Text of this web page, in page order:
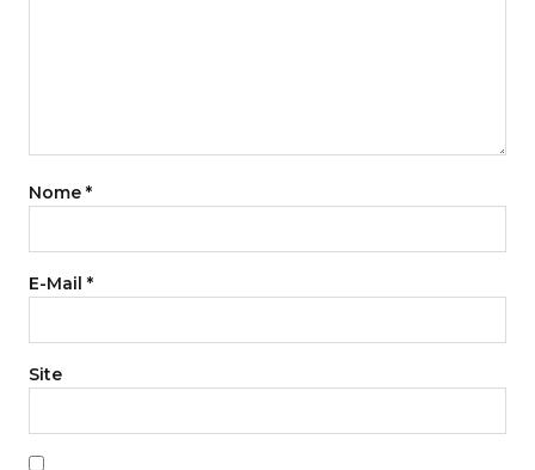
Nome *
E-Mail *
Site